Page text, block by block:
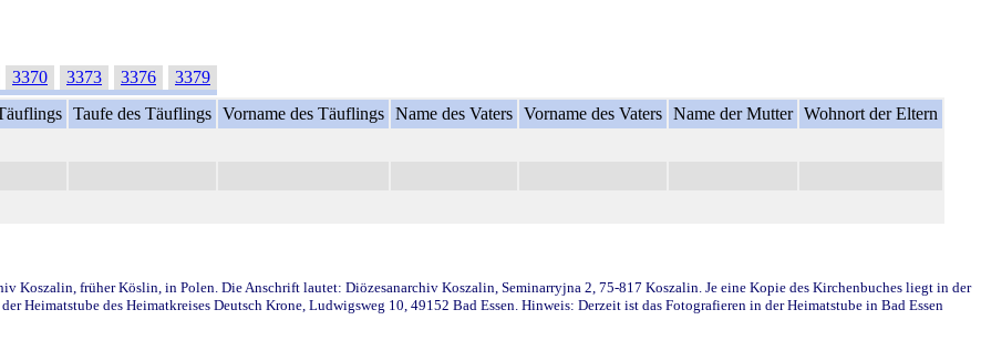
3370 3373 3376
3379
Taufe des Täuflings Vorname des Täuflings Name des Vaters Vorname des Vaters Name der Mutter Wohnort der Eltern
Koszalin, früher Köslin, in Polen. Die Anschrift lautet: Diözesanarchiv Koszalin, Seminarryjna 2, 75-817 Koszalin. Je eine Kopie des Kirchenbuches liegt in der
Heimatstube des Heimatkreises Deutsch Krone, Ludwigsweg 10, 49152 Bad Essen. Hinweis: Derzeit ist das Fotografieren in der Heimatstube in Bad Essen